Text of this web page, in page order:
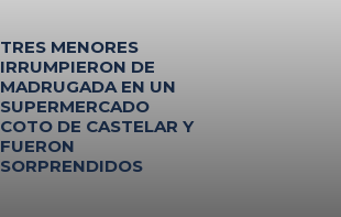
TRES MENORES
IRRUMPIERON DE
MADRUGADA EN UN
SUPERMERCADO
COTO DE CASTELAR Y
FUERON
SORPRENDIDOS